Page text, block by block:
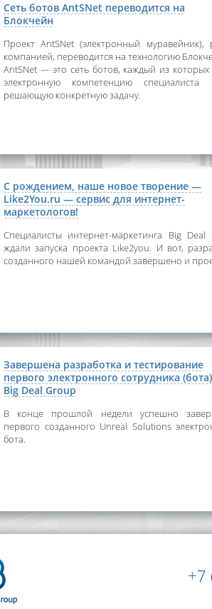
Сеть ботов AntSNet переводится на
Блокчейн
Проект AntSNet (электронный
компанией, переводится на технологию
AntSNet — это сеть ботов, каждый из
электронную компетенцию специалиста
решающую конкретную задачу.
С рождением, наше новое творение —
Like2You.ru — сервис для интернет-
маркетологов!
Специалисты интернет-маркетинга Big
ждали запуска проекта Like2you. И вот,
созданного нашей командой завершено и
Завершена разработка и тестирование
первого электронного сотрудника
Big Deal Group
В конце прошлой недели успешно
первого созданного Unreal Solutions
бота.
+7